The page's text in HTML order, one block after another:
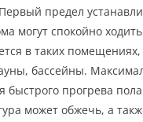
предел
могут спокойно
в таких
бассейны.
прогрева
может обжечь, а